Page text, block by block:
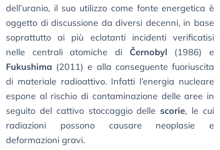
dell’uranio, il suo utilizzo come fonte energetica è
oggetto di discussione da diversi decenni, in base
soprattutto ai più eclatanti incidenti verificatisi
nelle centrali atomiche di Černobyl (1986) e
Fukushima (2011) e alla conseguente fuoriuscita
di materiale radioattivo. Infatti l’energia nucleare
espone al rischio di contaminazione delle aree in
seguito del cattivo stoccaggio delle scorie, le cui
radiazioni possono causare neoplasie e
deformazioni gravi.